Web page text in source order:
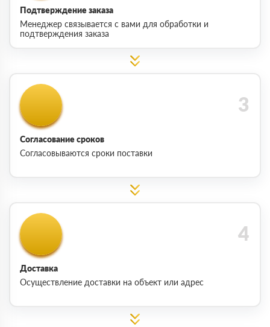
Подтверждение заказа
Менеджер связывается с вами для обработки и
подтверждения заказа
Согласование сроков
Согласовываются сроки поставки
Доставка
Осуществление доставки на объект или адрес